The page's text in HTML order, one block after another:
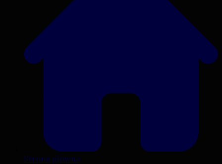
Strona główna